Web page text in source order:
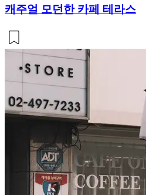
캐주얼 모던한 카페 테라스